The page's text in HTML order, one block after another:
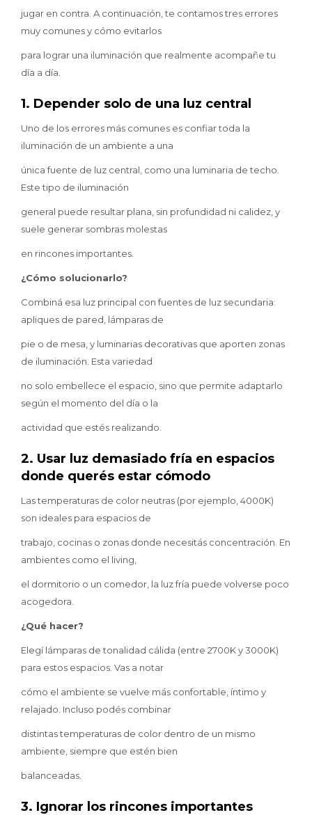
jugar en contra. A continuación, te contamos tres errores
muy comunes y cómo evitarlos
para lograr una iluminación que realmente acompañe tu
día a día.
1. Depender solo de una luz central
Uno de los errores más comunes es confiar toda la
iluminación de un ambiente a una
única fuente de luz central, como una luminaria de techo.
Este tipo de iluminación
general puede resultar plana, sin profundidad ni calidez, y
suele generar sombras molestas
en rincones importantes.
¿Cómo solucionarlo?
Combiná esa luz principal con fuentes de luz secundaria:
apliques de pared, lámparas de
pie o de mesa, y luminarias decorativas que aporten zonas
de iluminación. Esta variedad
no solo embellece el espacio, sino que permite adaptarlo
según el momento del día o la
actividad que estés realizando.
2. Usar luz demasiado fría en espacios
donde querés estar cómodo
Las temperaturas de color neutras (por ejemplo, 4000K)
son ideales para espacios de
trabajo, cocinas o zonas donde necesitás concentración. En
ambientes como el living,
el dormitorio o un comedor, la luz fría puede volverse poco
acogedora.
¿Qué hacer?
Elegí lámparas de tonalidad cálida (entre 2700K y 3000K)
para estos espacios. Vas a notar
cómo el ambiente se vuelve más confortable, íntimo y
relajado. Incluso podés combinar
distintas temperaturas de color dentro de un mismo
ambiente, siempre que estén bien
balanceadas.
3. Ignorar los rincones importantes